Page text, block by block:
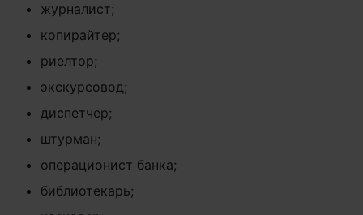
журналист;
копирайтер;
риелтор;
экскурсовод;
диспетчер;
штурман;
операционист банка;
библиотекарь;